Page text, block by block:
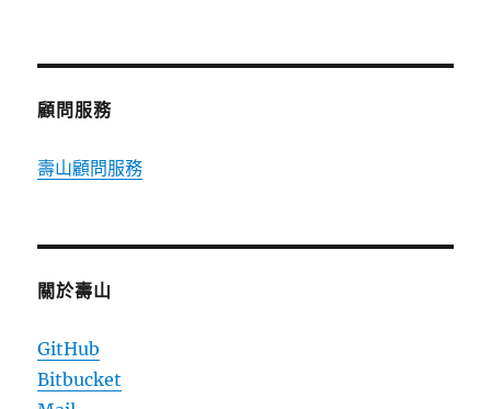
架?〉
顧問服務
壽山顧問服務
關於壽山
GitHub
Bitbucket